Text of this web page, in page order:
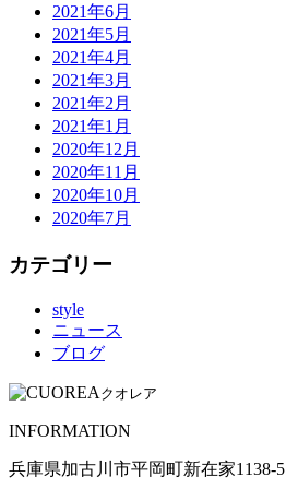
2021年6月
2021年5月
2021年4月
2021年3月
2021年2月
2021年1月
2020年12月
2020年11月
2020年10月
2020年7月
カテゴリー
style
ニュース
ブログ
クオレア
INFORMATION
兵庫県加古川市平岡町新在家1138-5